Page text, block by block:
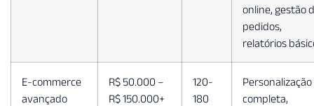
online, gestão
pedidos,
relatórios
E-commerce
avançado
R$ 50.000 –
R$ 150.000+
120-
180
Personalização
completa,